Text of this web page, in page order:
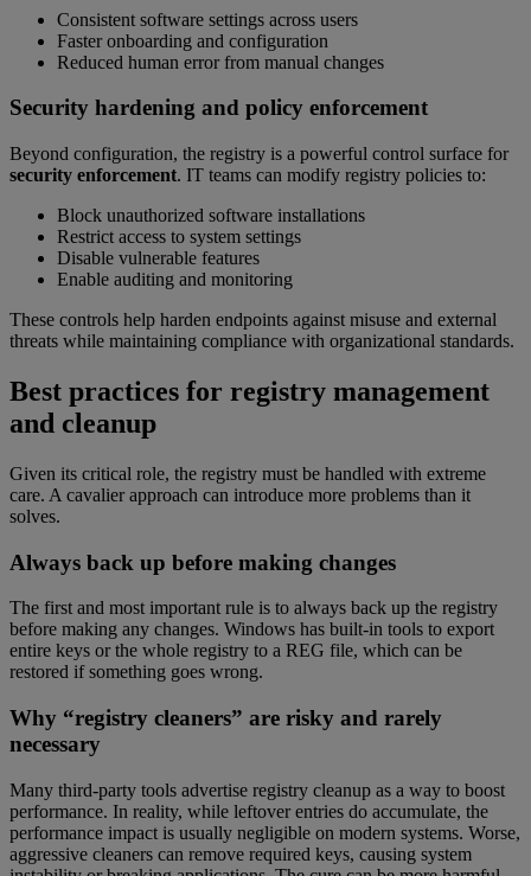
Consistent software settings across users
Faster onboarding and configuration
Reduced human error from manual changes
Security hardening and policy enforcement
Beyond configuration, the registry is a powerful control surface for
security enforcement. IT teams can modify registry policies to:
Block unauthorized software installations
Restrict access to system settings
Disable vulnerable features
Enable auditing and monitoring
These controls help harden endpoints against misuse and external
threats while maintaining compliance with organizational standards.
Best practices for registry management
and cleanup
Given its critical role, the registry must be handled with extreme
care. A cavalier approach can introduce more problems than it
solves.
Always back up before making changes
The first and most important rule is to always back up the registry
before making any changes. Windows has built-in tools to export
entire keys or the whole registry to a REG file, which can be
restored if something goes wrong.
Why “registry cleaners” are risky and rarely
necessary
Many third-party tools advertise registry cleanup as a way to boost
performance. In reality, while leftover entries do accumulate, the
performance impact is usually negligible on modern systems. Worse,
aggressive cleaners can remove required keys, causing system